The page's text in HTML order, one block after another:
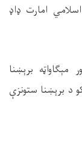
امارت ډاډ
مېګاواټه برېښنا
د برېښنا ستونزې